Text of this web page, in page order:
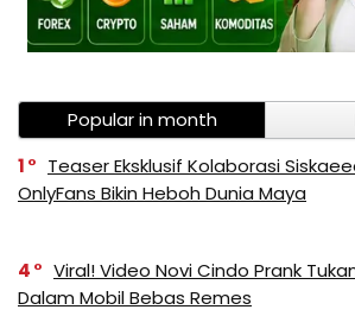
Popular in month
1
Teaser Eksklusif Kolaborasi
OnlyFans Bikin Heboh Dunia Maya
4
Viral! Video Novi Cindo Prank
Dalam Mobil Bebas Remes